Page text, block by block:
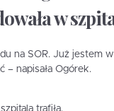
w
na SOR. Już jestem
– napisała Ogórek.
trafiła.